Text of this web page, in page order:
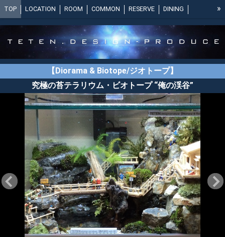
TOP LOCATION ROOM COMMON RESERVE DINING
PLAN ACCESS NEGAN-BASE SNS NOTICE CONTACT
Moss terrarium Concept：苔 Series 俺の渓谷 Series 憩い
Collection：苔 Movie：苔 【苔】MOSS 【癒し】Healing
Shop List：苔 Contact：苔
»
【Diorama & Biotope/ジオトープ】
究極の苔テラリウム・ビオトープ “俺の渓谷”